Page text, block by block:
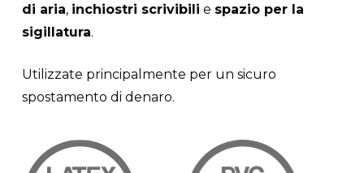
di aria, inchiostri scrivibili e spazio per la
sigillatura.
Utilizzate principalmente per un sicuro
spostamento di denaro.